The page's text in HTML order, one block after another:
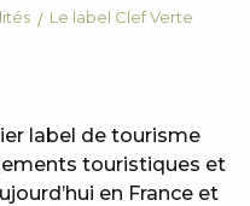
Le label Clef Verte
label de tourisme
touristiques et
en France et